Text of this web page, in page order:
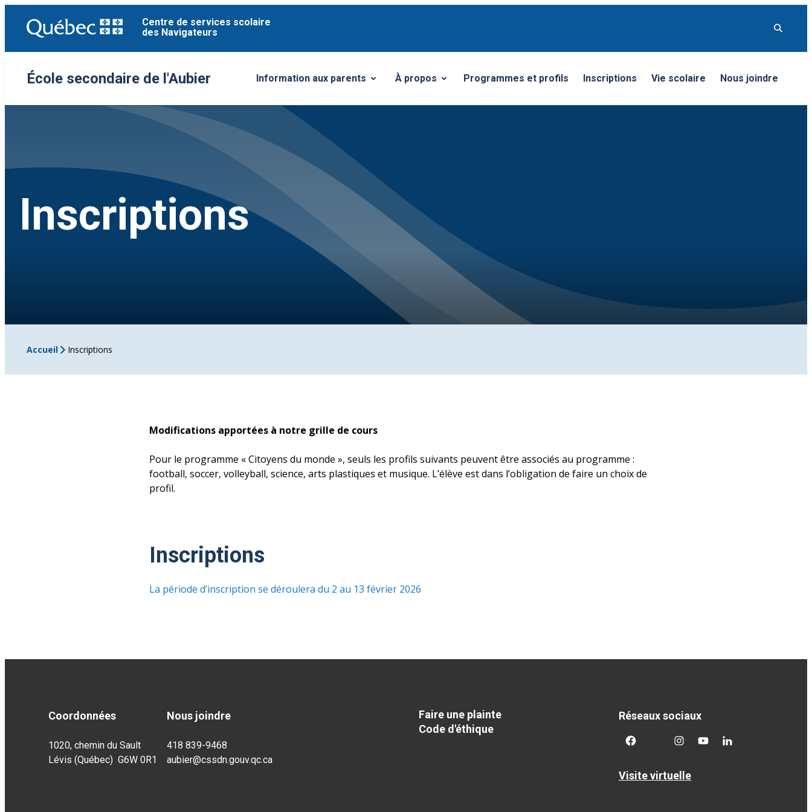
contenu
Centre de services scolaire
des Navigateurs
École secondaire de l'Aubier Information aux parents
Ouvrir/Fermer le sous-menu À propos
Ouvrir/Fermer le sous-menu
Programmes et profils Inscriptions Vie scolaire Nous joindre
Inscriptions
Accueil Inscriptions
Modifications apportées à notre grille de cours
Pour le programme « Citoyens du monde », seuls les profils suivants peuvent être associés au programme :
football, soccer, volleyball, science, arts plastiques et musique. L’élève est dans l’obligation de faire un choix de
profil.
Inscriptions
La période d’inscription se déroulera du 2 au 13 février 2026
Coordonnées
1020, chemin du Sault
Lévis (Québec) G6W 0R1
Nous joindre
418 839-9468
aubier@cssdn.gouv.qc.ca
Faire une plainte
Code d'éthique
Réseaux sociaux
facebooktwittergoogleplus
googleplusgoogleplus
Visite virtuelle